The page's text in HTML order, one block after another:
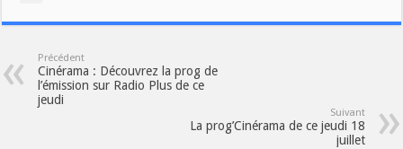
Précédent
Cinérama : Découvrez la prog de
l’émission sur Radio Plus de ce
jeudi
Suivant
La prog’Cinérama de ce jeudi 18
juillet